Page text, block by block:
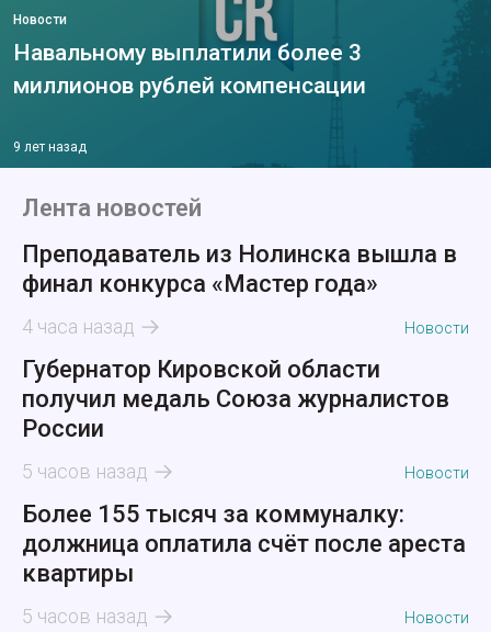
Новости
Навальному выплатили более 3
миллионов рублей компенсации
9 лет назад
Лента новостей
Преподаватель из Нолинска вышла в
финал конкурса «Мастер года»
4 часа назад Новости
Губернатор Кировской области
получил медаль Союза журналистов
России
5 часов назад Новости
Более 155 тысяч за коммуналку:
должница оплатила счёт после ареста
квартиры
5 часов назад Новости